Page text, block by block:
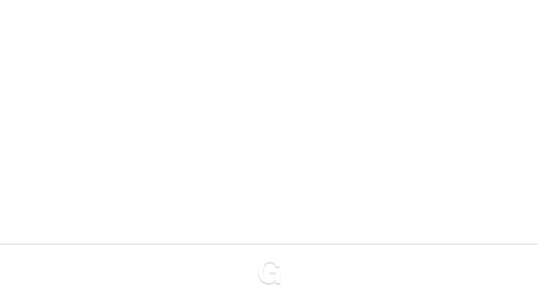
Mijn cookie-instellingen aanpassen